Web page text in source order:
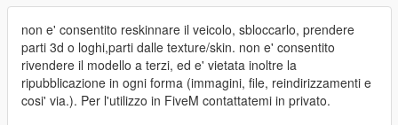
non e' consentito reskinnare il veicolo, sbloccarlo, prendere
parti 3d o loghi,parti dalle texture/skin. non e' consentito
rivendere il modello a terzi, ed e' vietata inoltre la
ripubblicazione in ogni forma (immagini, file, reindirizzamenti e
cosi' via.). Per l'utilizzo in FiveM contattatemi in privato.